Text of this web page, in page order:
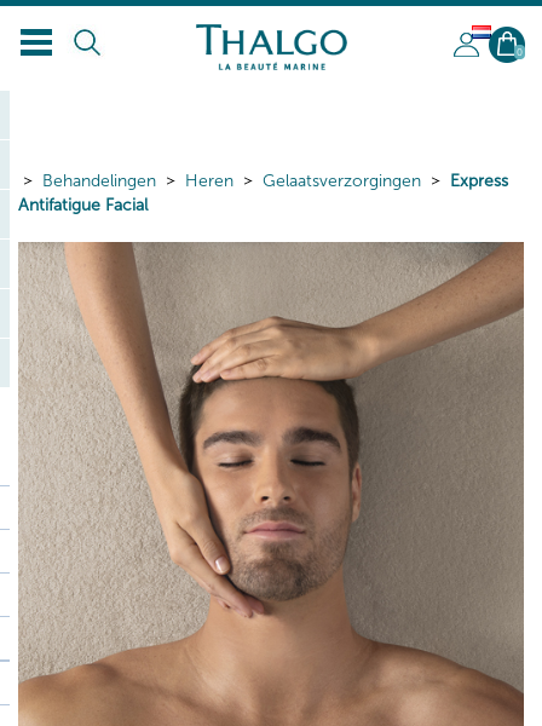
NL
0
Behandelingen Heren Gelaatsverzorgingen
Express
Antifatigue Facial